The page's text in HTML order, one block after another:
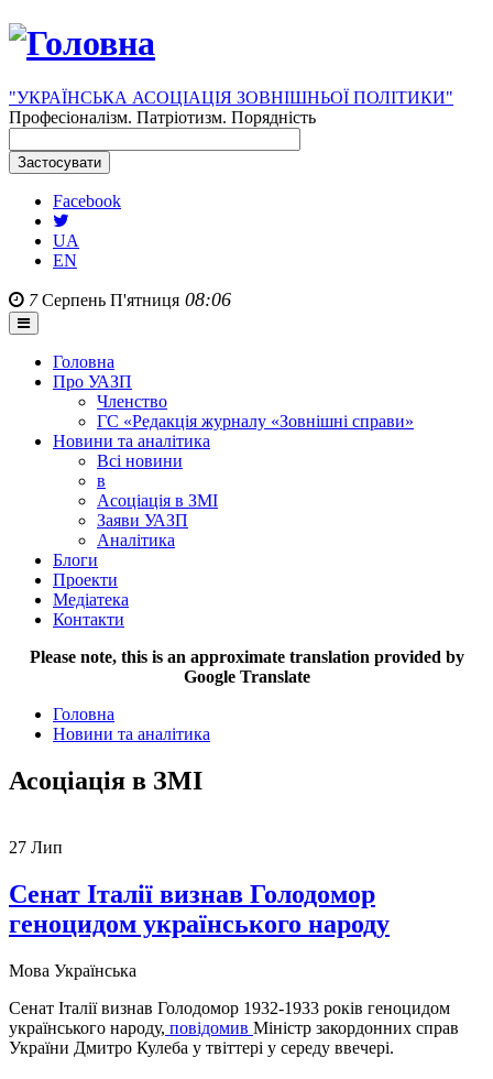
"УКРАЇНСЬКА АСОЦІАЦІЯ ЗОВНІШНЬОЇ ПОЛІТИКИ"
Професіоналізм. Патріотизм. Порядність
Facebook
UA
EN
7Серпень П'ятниця 08:06
Головна
Про УАЗП
Членство
ГС «Редакція журналу «Зовнішні справи»
Новини та аналітика
Всі новини
в
Асоціація в ЗМІ
Заяви УАЗП
Аналітика
Блоги
Проекти
Медіатека
Контакти
Please note, this is an approximate translation provided by
Google Translate
Головна
Новини та аналітика
Асоціація в ЗМІ
27 Лип
Сенат Італії визнав Голодомор
геноцидом українського народу
Мова Українська
Сенат Італії визнав Голодомор 1932-1933 років геноцидом
українського народу, повідомив Міністр закордонних справ
України Дмитро Кулеба у твіттері у середу ввечері.